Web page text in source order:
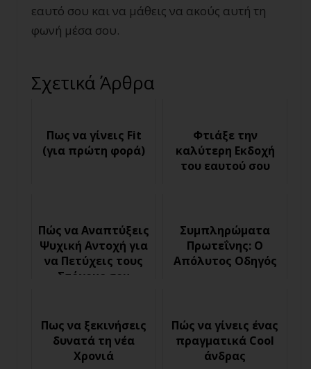
εαυτό σου και να μάθεις να ακούς αυτή τη
φωνή μέσα σου.
Σχετικά Άρθρα
Πως να γίνεις Fit
(για πρώτη φορά)
Φτιάξε την
καλύτερη Εκδοχή
του εαυτού σου
Πώς να Αναπτύξεις
Ψυχική Αντοχή για
να Πετύχεις τους
Στόχους σου
Συμπληρώματα
Πρωτεΐνης: Ο
Απόλυτος Οδηγός
Πως να ξεκινήσεις
δυνατά τη νέα
Χρονιά
Πώς να γίνεις ένας
πραγματικά Cool
άνδρας